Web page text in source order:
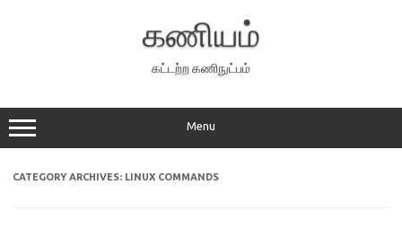
கணியம்
கட்டற்ற கணிநுட்பம்
Menu
CATEGORY ARCHIVES: LINUX COMMANDS